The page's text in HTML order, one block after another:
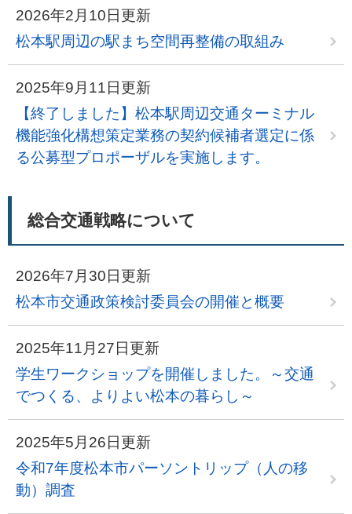
2026年2月10日更新
松本駅周辺の駅まち空間再整備の取組み
2025年9月11日更新
【終了しました】松本駅周辺交通ターミナル
機能強化構想策定業務の契約候補者選定に係
る公募型プロポーザルを実施します。
総合交通戦略について
2026年7月30日更新
松本市交通政策検討委員会の開催と概要
2025年11月27日更新
学生ワークショップを開催しました。～交通
でつくる、よりよい松本の暮らし～
2025年5月26日更新
令和7年度松本市パーソントリップ（人の移
動）調査